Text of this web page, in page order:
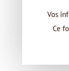
Vos
Ce